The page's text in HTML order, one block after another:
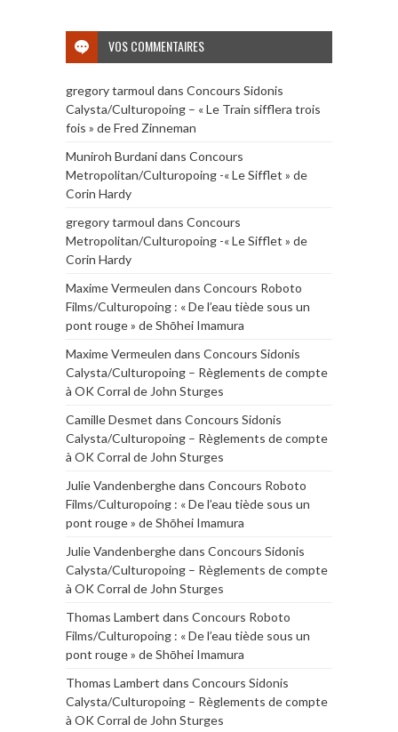
VOS COMMENTAIRES
gregory tarmoul dans Concours Sidonis
Calysta/Culturopoing – « Le Train sifflera trois
fois » de Fred Zinneman
Muniroh Burdanidans Concours
Metropolitan/Culturopoing -« Le Sifflet » de
Corin Hardy
gregory tarmoul dans Concours
Metropolitan/Culturopoing -« Le Sifflet » de
Corin Hardy
Maxime Vermeulen dans Concours Roboto
Films/Culturopoing : « De l’eau tiède sous un
pont rouge » de Shōhei Imamura
Maxime Vermeulen dans Concours Sidonis
Calysta/Culturopoing – Règlements de compte
à OK Corral de John Sturges
Camille Desmet dans Concours Sidonis
Calysta/Culturopoing – Règlements de compte
à OK Corral de John Sturges
Julie Vandenberghedans Concours Roboto
Films/Culturopoing : « De l’eau tiède sous un
pont rouge » de Shōhei Imamura
Julie Vandenberghedans Concours Sidonis
Calysta/Culturopoing – Règlements de compte
à OK Corral de John Sturges
Thomas Lambert dans Concours Roboto
Films/Culturopoing : « De l’eau tiède sous un
pont rouge » de Shōhei Imamura
Thomas Lambert dans Concours Sidonis
Calysta/Culturopoing – Règlements de compte
à OK Corral de John Sturges